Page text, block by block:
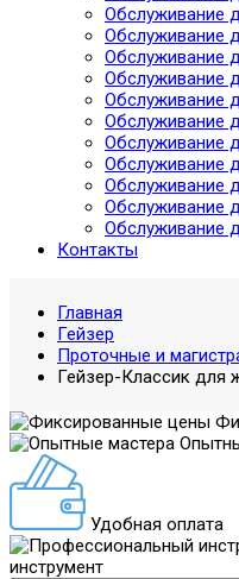
Обслуживание
Обслуживание
Обслуживание
Обслуживание
Обслуживание
Обслуживание
Обслуживание
Обслуживание
Обслуживание
Обслуживание
Обслуживание
Контакты
Главная
Гейзер
Проточные и
Гейзер-Классик для
Удобная оплата
инструмент